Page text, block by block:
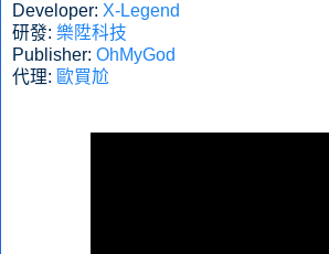
Developer: X-Legend
研發: 樂陞科技
Publisher: OhMyGod
代理: 歐買尬